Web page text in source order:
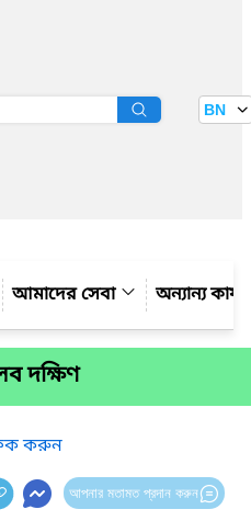
বাতায়ন BN
আমাদের সেবা অন্যান্য
দক্ষিণ
করুন
আপনার মতামত প্রদান করুন